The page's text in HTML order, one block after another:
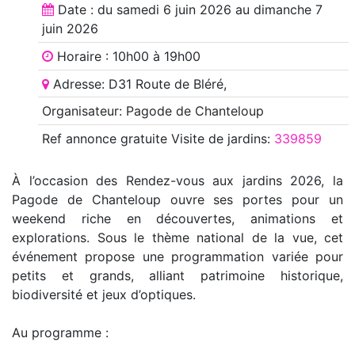
Date : du samedi 6 juin 2026 au dimanche 7
juin 2026
Horaire : 10h00 à 19h00
Adresse: D31 Route de Bléré,
Organisateur: Pagode de Chanteloup
Ref annoncegratuite Visite de jardins: 339859
À l’occasion des Rendez-vous aux jardins 2026, la
Pagode de Chanteloup ouvre ses portes pour un
weekend riche en découvertes, animations et
explorations. Sous le thème national de la vue, cet
événement propose une programmation variée pour
petits et grands, alliant patrimoine historique,
biodiversité et jeux d’optiques.
Au programme :